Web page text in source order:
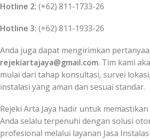
Hotline 2: (+62) 811-1733-26
Hotline 3: (+62) 811-1933-26
Anda juga dapat mengirimkan
rejekiartajaya@gmail.com. Tim kami
mulai dari tahap konsultasi, survei
instalasi yang aman dan sesuai standar.
Rejeki Arta Jaya hadir untuk
Anda selalu terpenuhi dengan solusi
profesional melalui layanan Jasa